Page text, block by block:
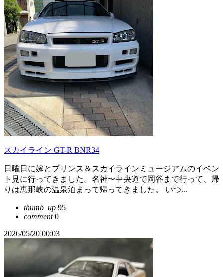
スカイライン GT-R BNR34
日曜日に嫁とプリンス＆スカイラインミュージアムのイベン
ト見に行ってきました。名神〜中央道で岡谷まで行って、帰
りは恵那峡の温泉泊まって帰ってきました。 いつ...
thumb_up 95
comment0
2026/05/20 00:03